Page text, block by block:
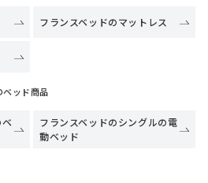
フランスベッドのマットレス
ベッド商品
フランスベッドのシングルの電
動ベッド